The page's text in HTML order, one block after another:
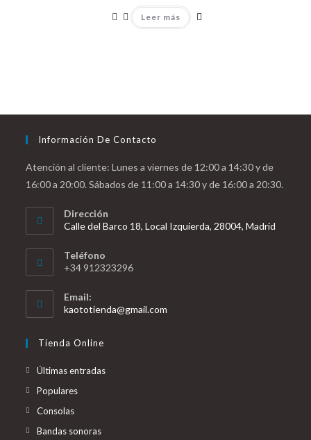
Leer más
Información De Contacto
Atención al cliente: Lunes a viernes de 12:00 a 14:30 y de
16:00 a 20:00. Sábados de 11:00 a 14:30 y de 16:00 a 20:30.
Dirección
Calle del Barco 18, Local Izquierda, 28004, Madrid
Teléfono
+34 912323296
Email:
kaototienda@gmail.com
Tienda Online
Últimas entradas
Populares
Consolas
Bandas sonoras